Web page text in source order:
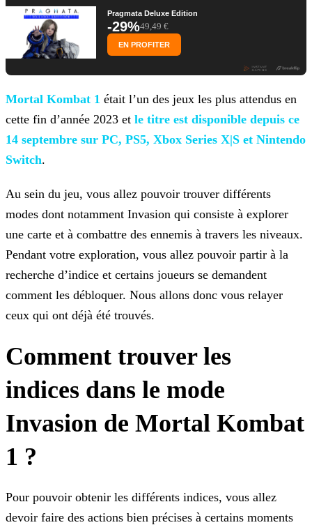
Pragmata Deluxe Edition
-29%49,49 €
EN PROFITER
Mortal Kombat 1 était l’un des jeux les plus attendus en
cette fin d’année 2023 et le titre est disponible depuis ce
14 septembre sur PC, PS5, Xbox Series X|S et Nintendo
Switch.
Au sein du jeu, vous allez pouvoir trouver différents
modes dont notamment Invasion qui consiste à explorer
une carte et à combattre des ennemis à travers les niveaux.
Pendant votre exploration, vous allez pouvoir partir à la
recherche d’indice et certains joueurs se demandent
comment les débloquer. Nous allons donc vous relayer
ceux qui ont déjà été trouvés.
Comment trouver les
indices dans le mode
Invasion de Mortal Kombat
1 ?
Pour pouvoir obtenir les différents indices, vous allez
devoir faire des actions bien précises à certains moments